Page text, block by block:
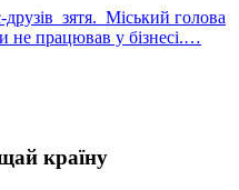
зятя. Міський голова
не працював у бізнесі.…
країну